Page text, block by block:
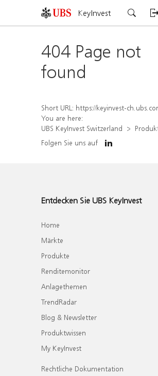
KeyInvest
404 Page not
found
Short URL: https://keyinvest-ch.ubs.com/produkt/detail/index/isin/
You are here:
UBS KeyInvest Switzerland
Folgen Sie uns auf
Entdecken Sie UBS KeyInvest
Home
Märkte
Produkte
Renditemonitor
Anlagethemen
TrendRadar
Blog & Newsletter
Produktwissen
My KeyInvest
Rechtliche Dokumentation